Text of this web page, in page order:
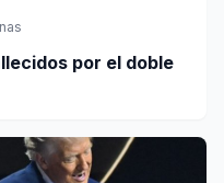
por el doble